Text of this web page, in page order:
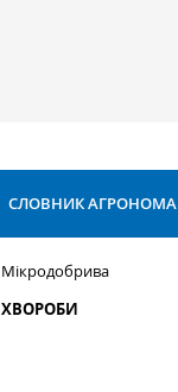
СЛОВНИК АГРОНОМА
Мікродобрива
ХВОРОБИ